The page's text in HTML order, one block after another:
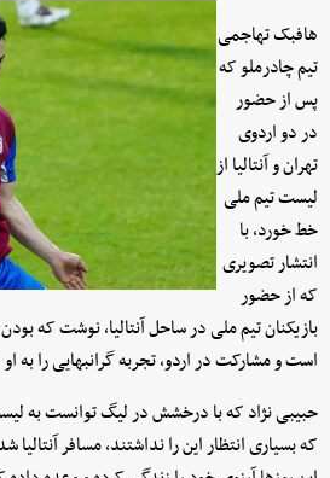
هافبک تهاجمی
تیم چادرملو که
پس از حضور
در دو اردوی
تهران و آنتالیا از
لیست تیم ملی
خط خورد، با
انتشار تصویری
که از حضور
بازیکنان تیم ملی در ساحل آنتالیا، نوشت که
است و مشارکت در اردو، تجربه گرانبهایی را به
که بسیاری انتظار این را نداشتند، مسافر